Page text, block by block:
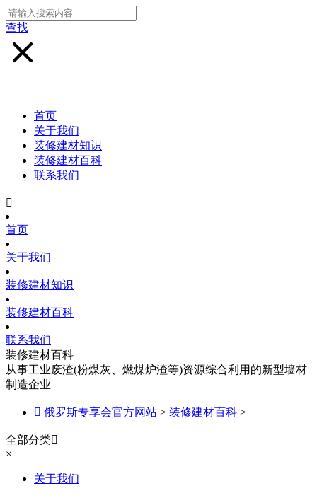
查找
首页
关于我们
装修建材知识
装修建材百科
联系我们

首页
关于我们
装修建材知识
装修建材百科
联系我们
装修建材百科
从事工业废渣(粉煤灰、燃煤炉渣等)资源综合利用的新型墙材
制造企业
 俄罗斯专享会官方网站 > 装修建材百科 >
全部分类
×
关于我们